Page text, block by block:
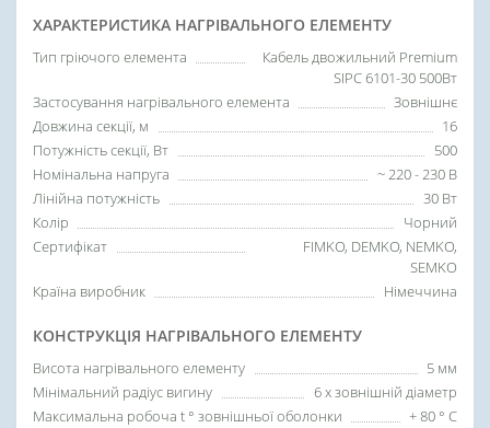
ХАРАКТЕРИСТИКА НАГРІВАЛЬНОГО ЕЛЕМЕНТУ
Тип гріючого елемента
Кабель двожильний Premium
SIPC 6101-30 500Вт
Застосування нагрівального елемента
Зовнішнє
Довжина секції, м
16
Потужність секції, Вт
500
Номінальна напруга
~ 220 - 230 В
Лінійна потужність
30 Вт
Колір
Чорний
Сертифікат
FIMKO, DEMKO, NEMKO,
SEMKO
Країна виробник
Німеччина
КОНСТРУКЦІЯ НАГРІВАЛЬНОГО ЕЛЕМЕНТУ
Висота нагрівального елементу
5 мм
Мінімальний радіус вигину
6 х зовнішній діаметр
Максимальна робоча t ° зовнішньої оболонки
+ 80 ° C